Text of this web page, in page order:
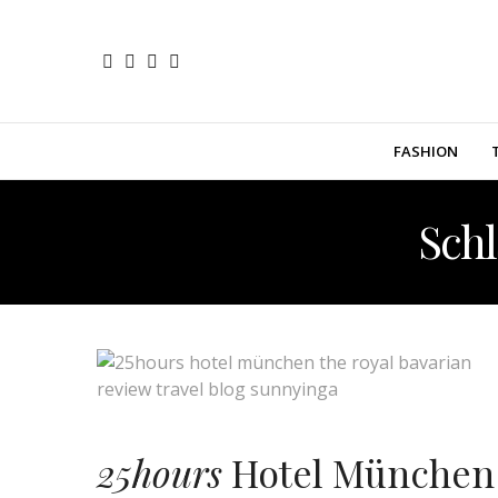
FASHION
25hoursHotel München